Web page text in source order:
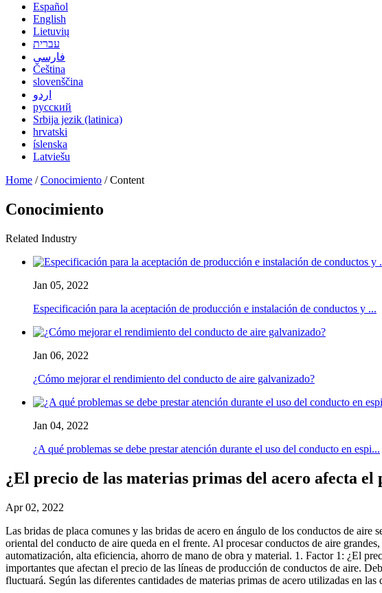
Español
English
Lietuvių
עברית
فارسی
Čeština
slovenščina
اردو
русский
Srbija jezik (latinica)
hrvatski
íslenska
Latviešu
Home /Conocimiento / Content
Conocimiento
Related Industry
Jan 05, 2022
Especificación para la aceptación de producción e instalación de conductos y ...
Jan 06, 2022
¿Cómo mejorar el rendimiento del conducto de aire galvanizado?
Jan 04, 2022
¿A qué problemas se debe prestar atención durante el uso del conducto en espi...
¿El precio de las materias primas del acero afecta el
Apr 02, 2022
Las bridas de placa comunes y las bridas de acero en ángulo de los conductos de
oriental del conducto de aire queda en el frente. Al procesar conductos de aire
automatización, alta eficiencia, ahorro de mano de obra y material. 1. Factor 1: ¿El
importantes que afectan el precio de las líneas de producción de conductos de aire.
fluctuará. Según las diferentes cantidades de materias primas de acero utilizadas en